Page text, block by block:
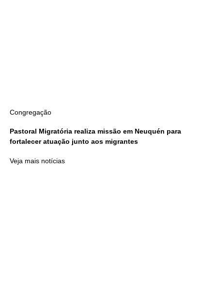
Congregação
Pastoral Migratória realiza missão em Neuquén para
fortalecer atuação junto aos migrantes
Veja mais notícias